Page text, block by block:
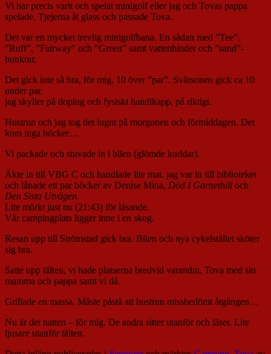
Vi har precis varit och spelat minigolf eller jag och Tovas pappa
spelade. Tjejerna åt glass och passade Tova.
Det var en mycket trevlig minigolfbana. En sådan med ”Tee”,
”Ruff”, ”Fairway” och ”Green” samt vattenhinder och ”sand”-
bunkrar.
Det gick inte så bra, för mig, 10 över ”par”. Svärsonen gick ca 10
under par.
jag skyller på doping och fysiskt handikapp, på riktigt.
Hustrun och jag tog det lugnt på morgonen och förmiddagen. Det
kom inga böcker…
Vi packade och stuvade in i bilen (glömde kuddar).
Åkte in till VBG C och handlade lite mat. jag var in till biblioteket
och lånade ett par böcker av Denise Mina, Död I Garnethill och
Den Sista Utvägen.
Lite mörkt just nu (21:43) för läsande.
Vår campingplats ligger inne i en skog.
Resan upp till Strömstad gick bra. Bilen och nya cykelstället sköter
sig bra.
Satte upp tälten, vi hade platserna bredvid varandra, Tova med sin
mamma och pappa samt vi då.
Grillade en massa. Måste påstå att hustrun missbedömt åtgången…
Nu är det natten – för mig. De andra sitter utanför och läser. Lite
ljusare utanför tälten.